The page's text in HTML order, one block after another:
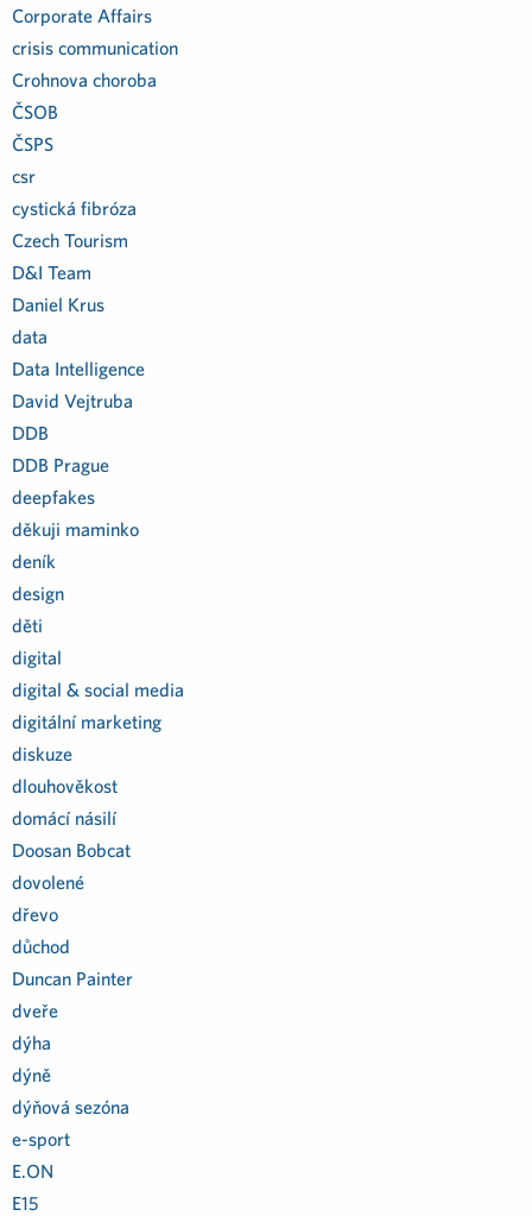
Corporate Affairs
crisis communication
Crohnova choroba
ČSOB
ČSPS
csr
cystická fibróza
Czech Tourism
D&I Team
Daniel Krus
data
Data Intelligence
David Vejtruba
DDB
DDB Prague
deepfakes
děkuji maminko
deník
design
děti
digital
digital & social media
digitální marketing
diskuze
dlouhověkost
domácí násilí
Doosan Bobcat
dovolené
dřevo
důchod
Duncan Painter
dveře
dýha
dýně
dýňová sezóna
e-sport
E.ON
E15